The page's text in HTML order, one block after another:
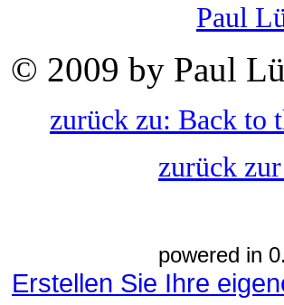
Paul
© 2009 by Paul
zurück zu: Back to
zurück
powered in
Erstellen Sie Ihre